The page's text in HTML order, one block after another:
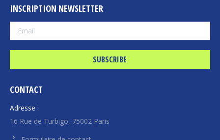
INSCRIPTION NEWSLETTER
CONTACT
Adresse :
16 Rue de Turbigo, 75002 Paris